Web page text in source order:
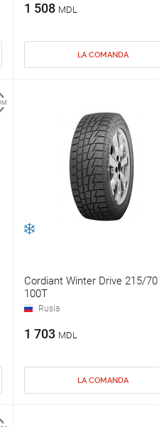
1 508 MDL
LA COMANDA
Cordiant Winter Drive 215/
100T
Rusia
1 703 MDL
LA COMANDA